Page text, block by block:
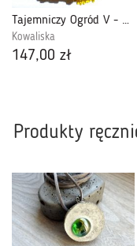
Tajemniczy Ogród V - bransoletka z żywicy i rzemieni
Kowaliska
147,00 zł
Produkty